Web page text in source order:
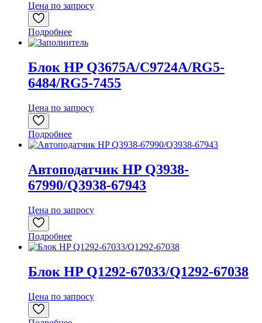
Цена по запросу
Подробнее
Блок HP Q3675A/C9724A/RG5-
6484/RG5-7455
Цена по запросу
Подробнее
Автоподатчик HP Q3938-
67990/Q3938-67943
Цена по запросу
Подробнее
Блок HP Q1292-67033/Q1292-67038
Цена по запросу